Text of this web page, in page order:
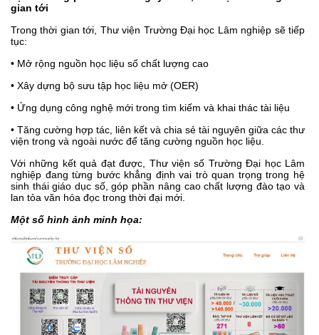
gian tới
Trong thời gian tới, Thư viện Trường Đại học Lâm nghiệp sẽ tiếp
tục:
• Mở rộng nguồn học liệu số chất lượng cao
• Xây dựng bộ sưu tập học liệu mở (OER)
• Ứng dụng công nghệ mới trong tìm kiếm và khai thác tài liệu
• Tăng cường hợp tác, liên kết và chia sẻ tài nguyên giữa các thư
viện trong và ngoài nước để tăng cường nguồn học liệu.
Với những kết quả đạt được, Thư viện số Trường Đại học Lâm
nghiệp đang từng bước khẳng định vai trò quan trọng trong hệ
sinh thái giáo dục số, góp phần nâng cao chất lượng đào tạo và
lan tỏa văn hóa đọc trong thời đại mới.
Một số hình ảnh minh họa: